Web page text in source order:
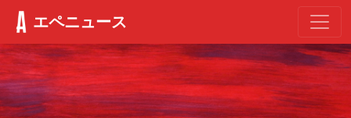
エペニュース